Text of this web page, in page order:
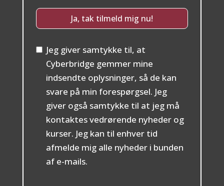
Ja, tak tilmeld mig nu!
Jeg giver samtykke til, at
Cyberbridge gemmer mine
indsendte oplysninger, så de kan
svare på min forespørgsel. Jeg
giver også samtykke til at jeg må
kontaktes vedrørende nyheder og
kurser. Jeg kan til enhver tid
afmelde mig alle nyheder i bunden
af e-mails.